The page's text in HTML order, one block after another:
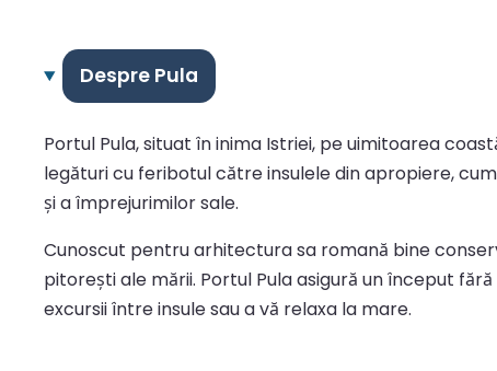
Despre Pula
Portul Pula, situat în inima Istriei, pe uimitoarea
legături cu feribotul către insulele din apropiere,
și a împrejurimilor sale.
Cunoscut pentru arhitectura sa romană bine
pitorești ale mării. Portul Pula asigură un început
excursii între insule sau a vă relaxa la mare.